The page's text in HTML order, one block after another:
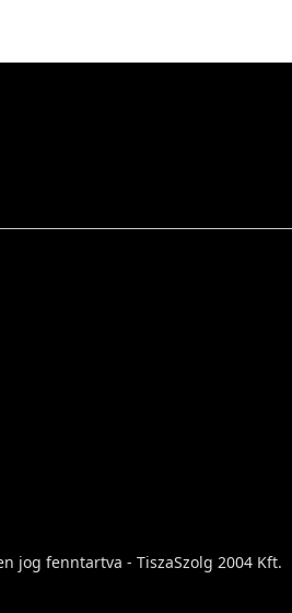
jog fenntartva - TiszaSzolg 2004 Kft.